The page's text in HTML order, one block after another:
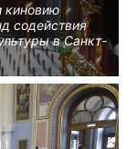
киновию
содействия
в Санкт-